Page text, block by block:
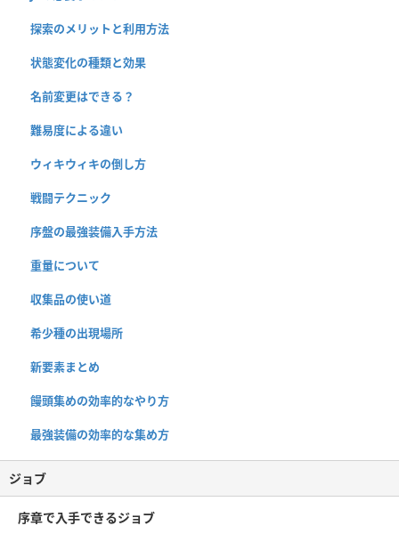
探索のメリットと利用方法
状態変化の種類と効果
名前変更はできる？
難易度による違い
ウィキウィキの倒し方
戦闘テクニック
序盤の最強装備入手方法
重量について
収集品の使い道
希少種の出現場所
新要素まとめ
饅頭集めの効率的なやり方
最強装備の効率的な集め方
ジョブ
序章で入手できるジョブ